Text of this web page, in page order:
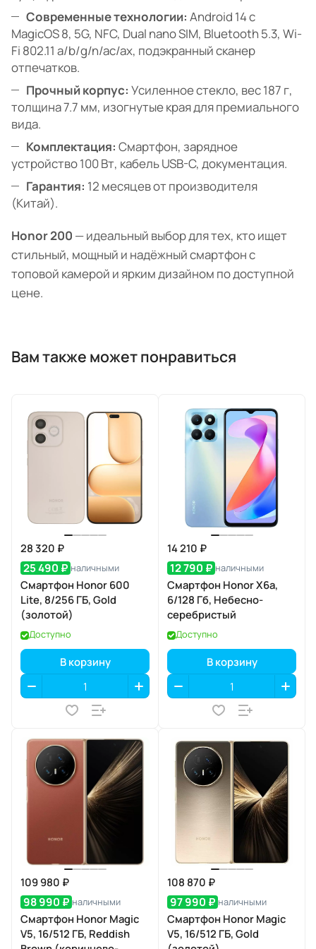
Современные технологии: Android 14 с
MagicOS 8, 5G, NFC, Dual nano SIM, Bluetooth 5.3, Wi-
Fi 802.11 a/b/g/n/ac/ax, подэкранный сканер
отпечатков.
Прочный корпус: Усиленное стекло, вес 187 г,
толщина 7.7 мм, изогнутые края для премиального
вида.
Комплектация: Смартфон, зарядное
устройство 100 Вт, кабель USB-C, документация.
Гарантия: 12 месяцев от производителя
(Китай).
Honor 200 — идеальный выбор для тех, кто ищет
стильный, мощный и надёжный смартфон с
топовой камерой и ярким дизайном по доступной
цене.
Вам также может понравиться
28 320 ₽
25 490 ₽ наличными
Смартфон Honor 600
Lite, 8/256 ГБ, Gold
(золотой)
Доступно
В корзину
14 210 ₽
12 790 ₽ наличными
Смартфон Honor X6a,
6/128 Гб, Небесно-
серебристый
Доступно
В корзину
109 980 ₽
98 990 ₽ наличными
Смартфон Honor Magic
V5, 16/512 ГБ, Reddish
108 870 ₽
97 990 ₽ наличными
Смартфон Honor Magic
V5, 16/512 ГБ, Gold